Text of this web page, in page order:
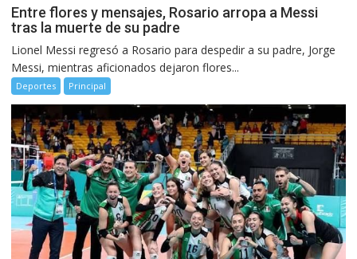
Entre flores y mensajes, Rosario arropa a Messi
tras la muerte de su padre
Lionel Messi regresó a Rosario para despedir a su padre, Jorge
Messi, mientras aficionados dejaron flores...
Deportes Principal